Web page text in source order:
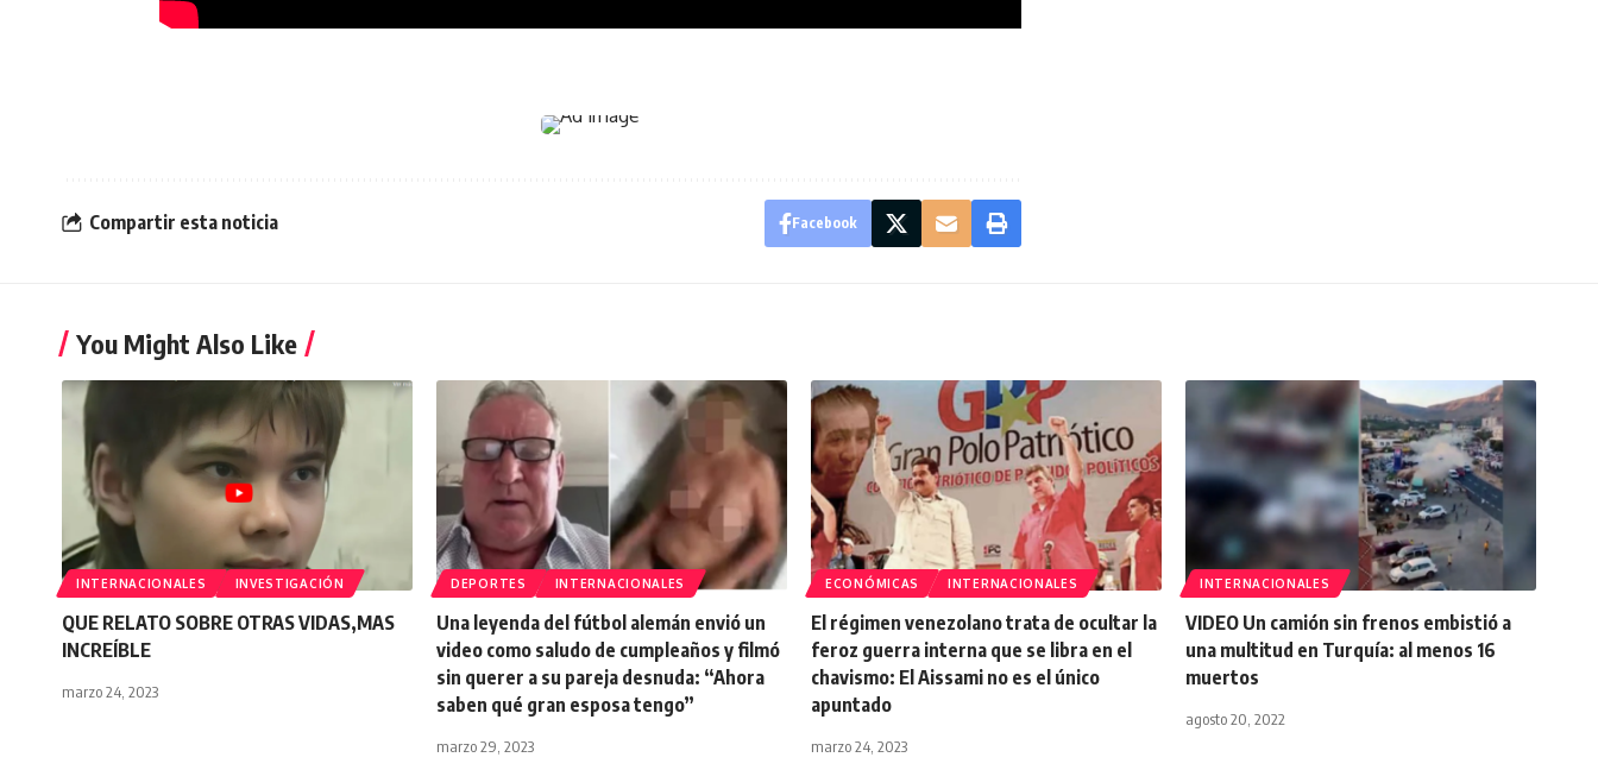
Compartir esta noticia Facebook
You Might Also Like
INTERNACIONALES INVESTIGACIÓN
QUE RELATO SOBRE OTRAS VIDAS,MAS
INCREÍBLE
marzo 24, 2023
DEPORTES INTERNACIONALES
Una leyenda del fútbol alemán envió un
video como saludo de cumpleaños y filmó
sin querer a su pareja desnuda: “Ahora
saben qué gran esposa tengo”
marzo 29, 2023
ECONÓMICAS INTERNACIONALES
El régimen venezolano trata de ocultar la
feroz guerra interna que se libra en el
chavismo: El Aissami no es el único
apuntado
marzo 24, 2023
INTERNACIONALES
VIDEO Un camión sin frenos embistió a
una multitud en Turquía: al menos 16
muertos
agosto 20, 2022